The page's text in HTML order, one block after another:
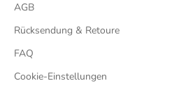
AGB
Rücksendung & Retoure
FAQ
Cookie-Einstellungen